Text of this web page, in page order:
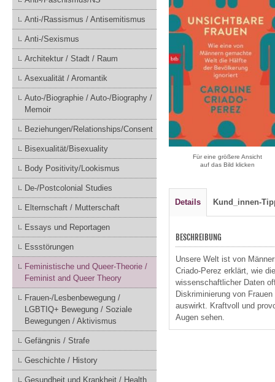
Anti-/Rassismus / Antisemitismus
Anti-/Sexismus
Architektur / Stadt / Raum
Asexualität / Aromantik
Auto-/Biographie / Auto-/Biography /
Memoir
Beziehungen/Relationships/Consent
Bisexualität/Bisexuality
Body Positivity/Lookismus
De-/Postcolonial Studies
Elternschaft / Mutterschaft
Essays und Reportagen
Essstörungen
Feministische und Queer-Theorie /
Feminist and Queer Theory
Frauen-/Lesbenbewegung /
LGBTIQ+ Bewegung / Soziale
Bewegungen / Aktivismus
Gefängnis / Strafe
Geschichte / History
Gesundheit und Krankheit / Health
Für eine größere Ansicht
auf das Bild klicken
Details Kund_innen-
BESCHREIBUNG
Unsere Welt ist von
Criado-Perez erklärt, wie
wissenschaftlicher Daten
Diskriminierung von
auswirkt. Kraftvoll und
Augen sehen.